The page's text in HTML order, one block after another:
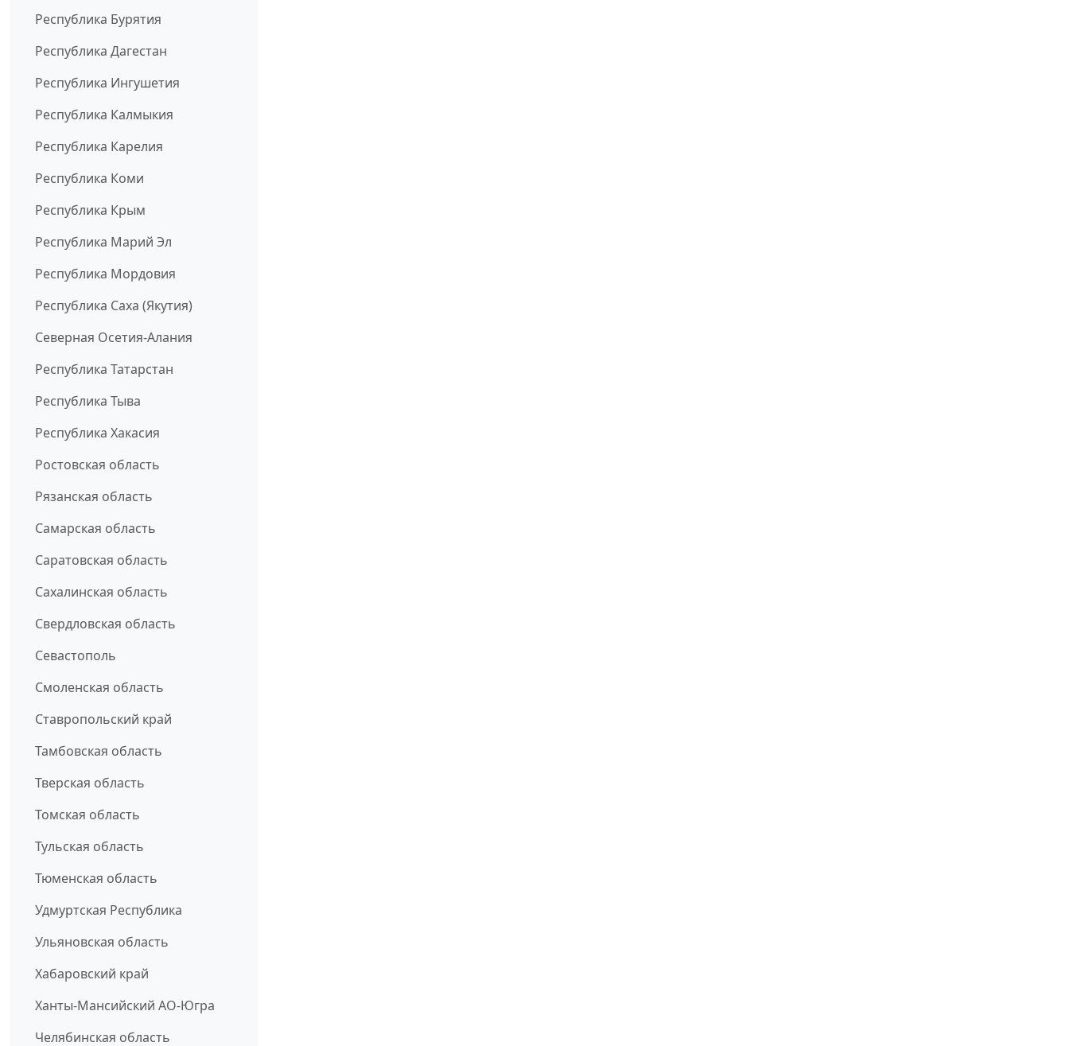
Республика Бурятия
Республика Дагестан
Республика Ингушетия
Республика Калмыкия
Республика Карелия
Республика Коми
Республика Крым
Республика Марий Эл
Республика Мордовия
Республика Саха (Якутия)
Северная Осетия-Алания
Республика Татарстан
Республика Тыва
Республика Хакасия
Ростовская область
Рязанская область
Самарская область
Саратовская область
Сахалинская область
Свердловская область
Севастополь
Смоленская область
Ставропольский край
Тамбовская область
Тверская область
Томская область
Тульская область
Тюменская область
Удмуртская Республика
Ульяновская область
Хабаровский край
Ханты-Мансийский АО-Югра
Челябинская область